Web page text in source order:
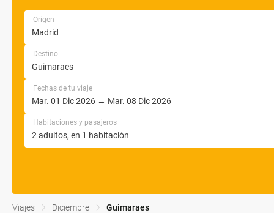
Origen
Destino
Fechas de tu viaje
Habitaciones y pasajeros
Viajes Diciembre Guimaraes